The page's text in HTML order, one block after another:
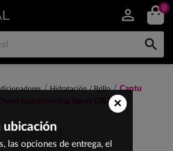
0

Hidratación / Brillo
Cantu
Conditioning Spray (382ml)
×
ubicación
las opciones de entrega, el